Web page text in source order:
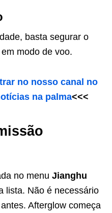
basta segurar o
modo de voo.
no nosso canal no
na palma<<<
no menu Jianghu
lista. Não é necessário
Afterglow começa